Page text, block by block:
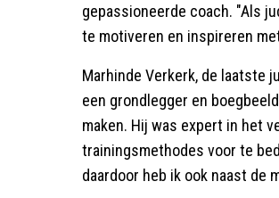
gepassioneerde coach. "Als
te motiveren en inspireren
Marhinde Verkerk, de laatste
een grondlegger en
maken. Hij was expert in het
trainingsmethodes voor te
daardoor heb ik ook naast de